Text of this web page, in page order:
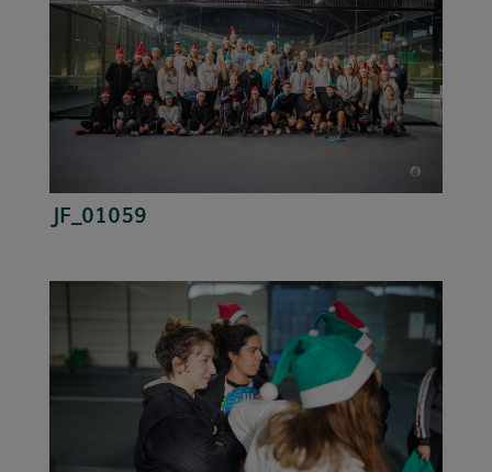
JF_01059